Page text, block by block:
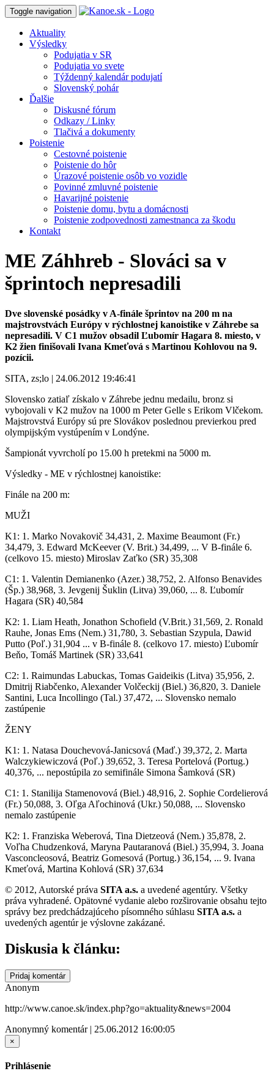
Toggle navigation
Aktuality
Výsledky
Podujatia v SR
Podujatia vo svete
Týždenný kalendár podujatí
Slovenský pohár
Ďalšie
Diskusné fórum
Odkazy / Linky
Tlačivá a dokumenty
Poistenie
Cestovné poistenie
Poistenie do hôr
Úrazové poistenie osôb vo vozidle
Povinné zmluvné poistenie
Havarijné poistenie
Poistenie domu, bytu a domácnosti
Poistenie zodpovednosti zamestnanca za škodu
Kontakt
ME Záhhreb - Slováci sa v
šprintoch nepresadili
Dve slovenské posádky v A-finále šprintov na 200 m na
majstrovstvách Európy v rýchlostnej kanoistike v Záhrebe sa
nepresadili. V C1 mužov obsadil Ľubomír Hagara 8. miesto, v
K2 žien finišovali Ivana Kmeťová s Martinou Kohlovou na 9.
pozícii.
SITA, zs;lo | 24.06.2012 19:46:41
Slovensko zatiaľ získalo v Záhrebe jednu medailu, bronz si
vybojovali v K2 mužov na 1000 m Peter Gelle s Erikom Vlčekom.
Majstrovstvá Európy sú pre Slovákov poslednou previerkou pred
olympijským vystúpením v Londýne.
Šampionát vyvrcholí po 15.00 h pretekmi na 5000 m.
Výsledky - ME v rýchlostnej kanoistike:
Finále na 200 m:
MUŽI
K1: 1. Marko Novakovič 34,431, 2. Maxime Beaumont (Fr.)
34,479, 3. Edward McKeever (V. Brit.) 34,499, ... V B-finále 6.
(celkovo 15. miesto) Miroslav Zaťko (SR) 35,308
C1: 1. Valentin Demianenko (Azer.) 38,752, 2. Alfonso Benavides
(Šp.) 38,968, 3. Jevgenij Šuklin (Litva) 39,060, ... 8. Ľubomír
Hagara (SR) 40,584
K2: 1. Liam Heath, Jonathon Schofield (V.Brit.) 31,569, 2. Ronald
Rauhe, Jonas Ems (Nem.) 31,780, 3. Sebastian Szypula, Dawid
Putto (Poľ.) 31,904 ... v B-finále 8. (celkovo 17. miesto) Ľubomír
Beňo, Tomáš Martinek (SR) 33,641
C2: 1. Raimundas Labuckas, Tomas Gaideikis (Litva) 35,956, 2.
Dmitrij Riabčenko, Alexander Volčeckij (Biel.) 36,820, 3. Daniele
Santini, Luca Incollingo (Tal.) 37,472, ... Slovensko nemalo
zastúpenie
ŽENY
K1: 1. Natasa Douchevová-Janicsová (Maď.) 39,372, 2. Marta
Walczykiewiczová (Poľ.) 39,652, 3. Teresa Portelová (Portug.)
40,376, ... nepostúpila zo semifinále Simona Šamková (SR)
C1: 1. Stanilija Stamenovová (Biel.) 48,916, 2. Sophie Cordelierová
(Fr.) 50,088, 3. Oľga Aľochinová (Ukr.) 50,088, ... Slovensko
nemalo zastúpenie
K2: 1. Franziska Weberová, Tina Dietzeová (Nem.) 35,878, 2.
Voľha Chudzenková, Maryna Pautaranová (Biel.) 35,994, 3. Joana
Vasconcleosová, Beatriz Gomesová (Portug.) 36,154, ... 9. Ivana
Kmeťová, Martina Kohlová (SR) 37,634
© 2012, Autorské práva SITA a.s. a uvedené agentúry. Všetky
práva vyhradené. Opätovné vydanie alebo rozširovanie obsahu tejto
správy bez predchádzajúceho písomného súhlasu SITA a.s. a
uvedených agentúr je výslovne zakázané.
Diskusia k článku:
Pridaj komentár
Anonym
http://www.canoe.sk/index.php?go=aktuality&news=2004
Anonymný komentár | 25.06.2012 16:00:05
×
Prihlásenie